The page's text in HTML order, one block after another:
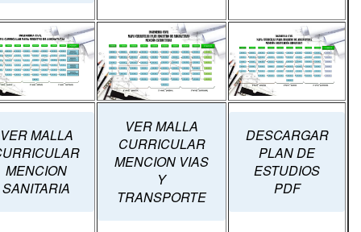
VER MALLA
MENCION
SANITARIA
VER MALLA
CURRICULAR
MENCION VIAS
Y
TRANSPORTE
DESCARGAR
PLAN DE
ESTUDIOS
PDF